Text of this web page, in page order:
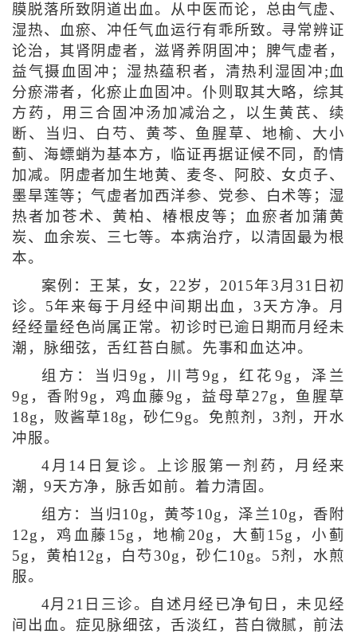
膜脱落所致阴道出血。从中医而论，总由气虚、
湿热、血瘀、冲任气血运行有乖所致。寻常辨证
论治，其肾阴虚者，滋肾养阴固冲；脾气虚者，
益气摄血固冲；湿热蕴积者，清热利湿固冲;血
分瘀滞者，化瘀止血固冲。仆则取其大略，综其
方药，用三合固冲汤加减治之，以生黄芪、续
断、当归、白芍、黄芩、鱼腥草、地榆、大小
蓟、海螵蛸为基本方，临证再据证候不同，酌情
加减。阴虚者加生地黄、麦冬、阿胶、女贞子、
墨旱莲等；气虚者加西洋参、党参、白术等；湿
热者加苍术、黄柏、椿根皮等；血瘀者加蒲黄
炭、血余炭、三七等。本病治疗，以清固最为根
本。
案例：王某，女，22岁，2015年3月31日初
诊。5年来每于月经中间期出血，3天方净。月
经经量经色尚属正常。初诊时已逾日期而月经未
潮，脉细弦，舌红苔白腻。先事和血达冲。
组方：当归9g，川芎9g，红花9g，泽兰
9g，香附9g，鸡血藤9g，益母草27g，鱼腥草
18g，败酱草18g，砂仁9g。免煎剂，3剂，开水
冲服。
4月14日复诊。上诊服第一剂药，月经来
潮，9天方净，脉舌如前。着力清固。
组方：当归10g，黄芩10g，泽兰10g，香附
12g，鸡血藤15g，地榆20g，大蓟15g，小蓟
5g，黄柏12g，白芍30g，砂仁10g。5剂，水煎
服。
4月21日三诊。自述月经已净旬日，未见经
间出血。症见脉细弦，舌淡红，苔白微腻，前法